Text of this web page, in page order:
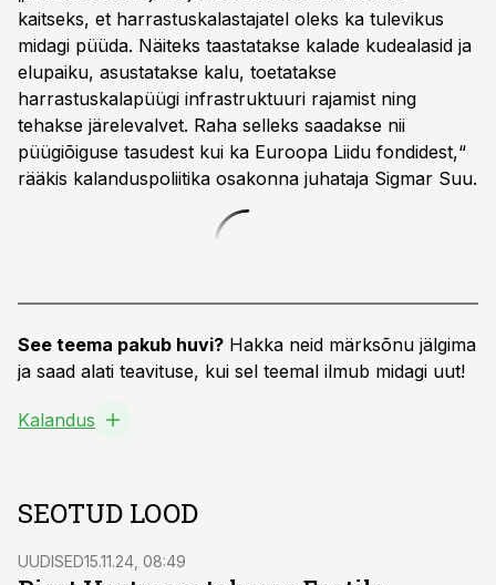
kaitseks, et harrastuskalastajatel oleks ka tulevikus
midagi püüda. Näiteks taastatakse kalade kudealasid ja
elupaiku, asustatakse kalu, toetatakse
harrastuskalapüügi infrastruktuuri rajamist ning
tehakse järelevalvet. Raha selleks saadakse nii
püügiõiguse tasudest kui ka Euroopa Liidu fondidest,“
rääkis kalanduspoliitika osakonna juhataja Sigmar Suu.
See teema pakub huvi? Hakka neid märksõnu jälgima
ja saad alati teavituse, kui sel teemal ilmub midagi uut!
Kalandus
SEOTUD LOOD
UUDISED15.11.24, 08:49